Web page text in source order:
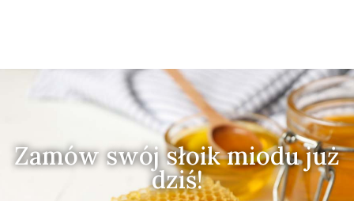
Zamów swój słoik miodu już
dziś!